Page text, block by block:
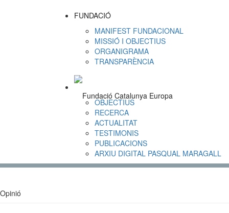
FUNDACIÓ
MANIFEST FUNDACIONAL
MISSIÓ I OBJECTIUS
ORGANIGRAMA
TRANSPARÈNCIA
OBJECTIUS
RECERCA
ACTUALITAT
TESTIMONIS
PUBLICACIONS
ARXIU DIGITAL PASQUAL MARAGALL
Opinió